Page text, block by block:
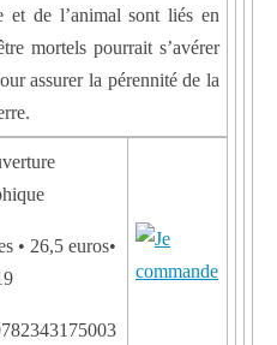
et de l’animal sont liés en
mortels pourrait s’avérer
assurer la pérennité de la
• 26,5 euros•